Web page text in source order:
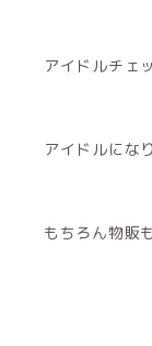
アイドルチェ
アイドルにな
もちろん物販